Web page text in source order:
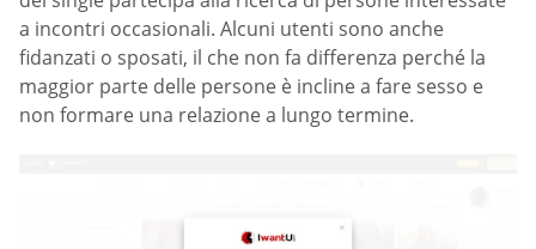
a incontri occasionali. Alcuni utenti sono anche
fidanzati o sposati, il che non fa differenza perché la
maggior parte delle persone è incline a fare sesso e
non formare una relazione a lungo termine.